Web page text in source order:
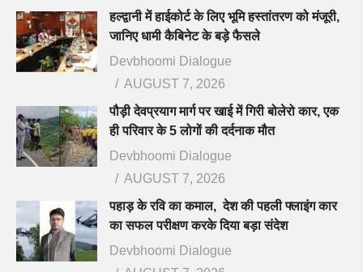
हल्द्वानी में हाईकोर्ट के लिए भूमि हस्तांतरण को मंजूरी,
जानिए धामी कैबिनेट के बड़े फैसले
Devbhoomi Dialogue
AUGUST 7, 2026
पौड़ी देवप्रयाग मार्ग पर खाई में गिरी बोलेरो कार, एक
ही परिवार के 5 लोगों की दर्दनाक मौत
Devbhoomi Dialogue
AUGUST 7, 2026
पहाड़ के रवि का कमाल, देश की पहली फ्लाइंग कार
का सफल परीक्षण करके दिया बड़ा संदेश
Devbhoomi Dialogue